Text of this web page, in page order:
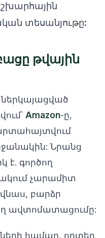
տեսանյութը:
թվային
ներկայացված
Amazon-ը,
Նրանց
գործող
չարամիտ
բարձր
ավտոմատացումը:
համար, որտեղ